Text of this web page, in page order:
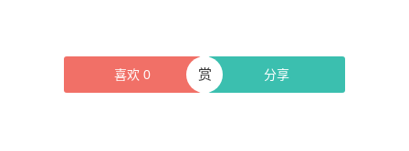
喜欢 0 分享
赏